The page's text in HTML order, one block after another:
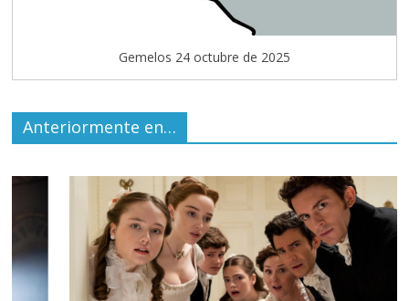
Gemelos 24 octubre de 2025
Anteriormente en…